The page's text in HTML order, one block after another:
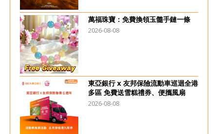
萬福珠寶：免費換領玉髓手鏈一條
2026-08-08
東亞銀行 x 友邦保險流動車巡迴全港
多區 免費送雪糕禮券、便攜風扇
2026-08-08